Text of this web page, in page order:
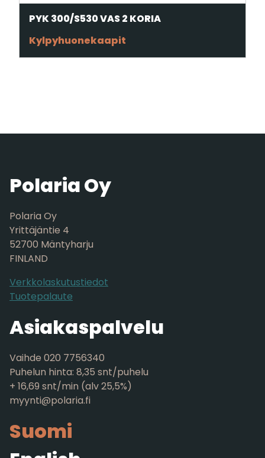
PYK 300/S530 VAS 2 KORIA
Kylpyhuonekaapit
Polaria Oy
Polaria Oy
Yrittäjäntie 4
52700 Mäntyharju
FINLAND
Verkkolaskutustiedot
Tuotepalaute
Asiakaspalvelu
Vaihde 020 7756340
Puhelun hinta: 8,35 snt/puhelu
+ 16,69 snt/min (alv 25,5%)
myynti@polaria.fi
Suomi